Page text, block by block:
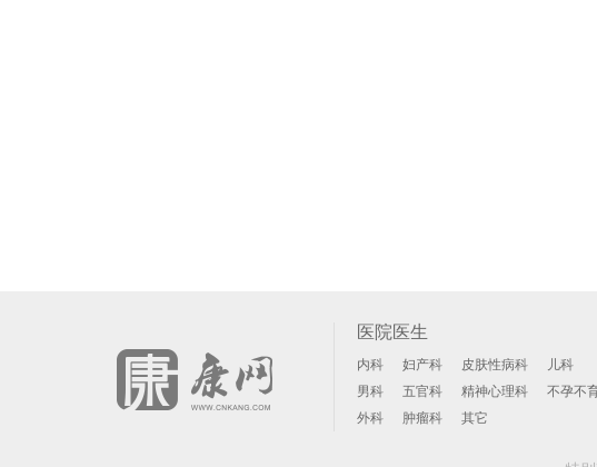
医院医生
内科 妇产科 皮肤性病科
儿科
男科
五官科 精神心理科
不孕不
外科
肿瘤科 其它